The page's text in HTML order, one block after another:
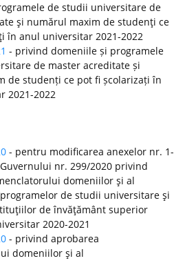
de studii universitare de
şi numărul maxim de studenţi ce
în anul universitar 2021-2022
- privind domeniile și programele
de master acreditate și
de studenți ce pot fi școlarizați în
2021-2022
- pentru modificarea anexelor nr. 1-
nr. 299/2020 privind
domeniilor şi al
de studii universitare şi
de învăţământ superior
2020-2021
- privind aprobarea
domeniilor şi al